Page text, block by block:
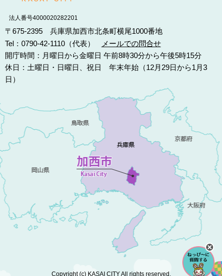
法人番号4000020282201
〒675-2395 兵庫県加西市北条町横尾1000番地
Tel：0790-42-1110（代表）
メールでの問合せ
開庁時間：月曜日から金曜日 午前8時30分から午後5時15分
休日：土曜日・日曜日、祝日 年末年始（12月29日から1月3
日）
Copyright (c) KASAI CITY All rights reserved.